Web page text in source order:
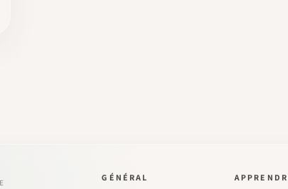
GÉNÉRAL